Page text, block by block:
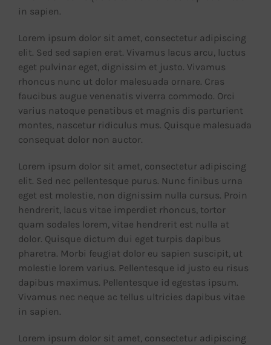
in sapien.
Lorem ipsum dolor sit amet, consectetur adipiscing
elit. Sed sed sapien erat. Vivamus lacus arcu, luctus
eget pulvinar eget, dignissim et justo. Vivamus
rhoncus nunc ut dolor malesuada ornare. Cras
faucibus augue venenatis viverra commodo. Orci
varius natoque penatibus et magnis dis parturient
montes, nascetur ridiculus mus. Quisque malesuada
consequat dolor non auctor.
Lorem ipsum dolor sit amet, consectetur adipiscing
elit. Sed nec pellentesque purus. Nunc finibus urna
eget est molestie, non dignissim nulla cursus. Proin
hendrerit, lacus vitae imperdiet rhoncus, tortor
quam sodales lorem, vitae hendrerit est nulla at
dolor. Quisque dictum dui eget turpis dapibus
pharetra. Morbi feugiat dolor eu sapien suscipit, ut
molestie lorem varius. Pellentesque id justo eu risus
dapibus maximus. Pellentesque id egestas ipsum.
Vivamus nec neque ac tellus ultricies dapibus vitae
in sapien.
Lorem ipsum dolor sit amet, consectetur adipiscing